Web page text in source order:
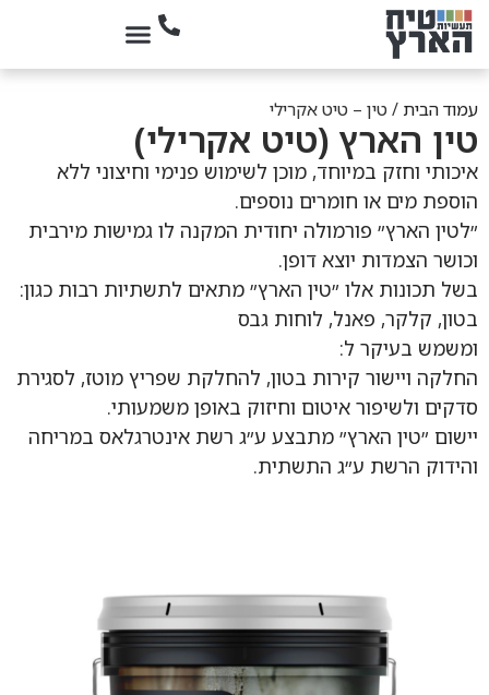
עמוד הבית / טין – טיט אקרילי
טין הארץ (טיט אקרילי)
איכותי וחזק במיוחד, מוכן לשימוש פנימי וחיצוני ללא
הוספת מים או חומרים נוספים.
״לטין הארץ״ פורמולה יחודית המקנה לו גמישות מירבית
וכושר הצמדות יוצא דופן.
בשל תכונות אלו ״טין הארץ״ מתאים לתשתיות רבות כגון:
בטון, קלקר, פאנל, לוחות גבס
ומשמש בעיקר ל:
החלקה ויישור קירות בטון, להחלקת שפריץ מוטז, לסגירת
סדקים ולשיפור איטום וחיזוק באופן משמעותי.
יישום ״טין הארץ״ מתבצע ע״ג רשת אינטרגלאס במריחה
והידוק הרשת ע״ג התשתית.